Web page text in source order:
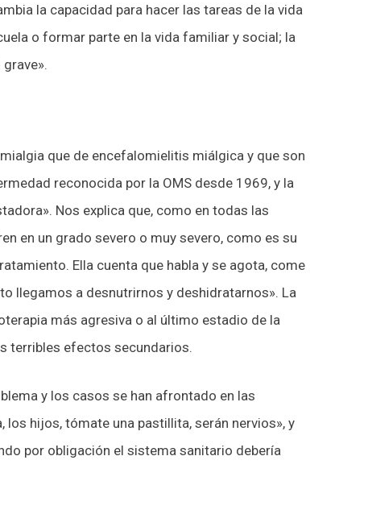
la capacidad para hacer las tareas de la vida
o formar parte en la vida familiar y social; la
que de encefalomielitis miálgica y que son
reconocida por la OMS desde 1969, y la
Nos explica que, como en todas las
en un grado severo o muy severo, como es su
Ella cuenta que habla y se agota, come
llegamos a desnutrirnos y deshidratarnos». La
más agresiva o al último estadio de la
terribles efectos secundarios.
y los casos se han afrontado en las
hijos, tómate una pastillita, serán nervios», y
por obligación el sistema sanitario debería